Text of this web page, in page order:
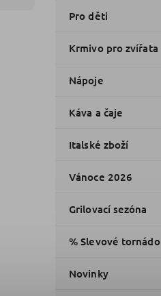
Pro děti
Krmivo pro zvířata
Nápoje
Káva a čaje
Italské zboží
Vánoce 2026
Grilovací sezóna
% Slevové tornádo
Novinky